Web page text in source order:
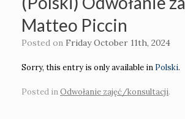
Matteo Piccin
Posted on Friday October 11th, 2024
Sorry, this entry is only available in Polski.
Posted inOdwołanie zajęć/konsultacji.